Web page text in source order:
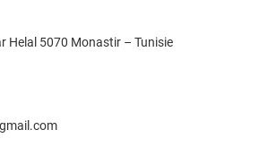
Helal 5070 Monastir – Tunisie